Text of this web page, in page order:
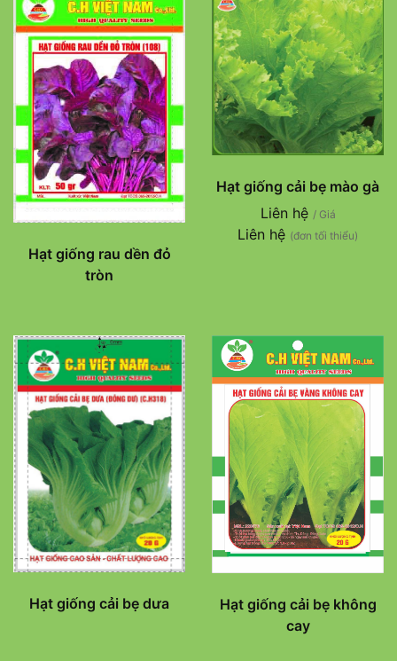
Hạt giống rau dền đỏ
tròn
Hạt giống cải bẹ mào gà
Liên hệ / Giá
Liên hệ (đơn tối thiểu)
Hạt giống cải bẹ dưa
Hạt giống cải bẹ không
cay